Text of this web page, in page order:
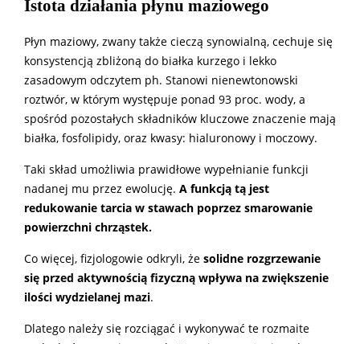
Istota działania płynu maziowego
Płyn maziowy, zwany także cieczą synowialną, cechuje się
konsystencją zbliżoną do białka kurzego i lekko
zasadowym odczytem ph. Stanowi nienewtonowski
roztwór, w którym występuje ponad 93 proc. wody, a
spośród pozostałych składników kluczowe znaczenie mają
białka, fosfolipidy, oraz kwasy: hialuronowy i moczowy.
Taki skład umożliwia prawidłowe wypełnianie funkcji
nadanej mu przez ewolucję. A funkcją tą jest
redukowanie tarcia w stawach poprzez smarowanie
powierzchni chrząstek.
Co więcej, fizjologowie odkryli, że solidne rozgrzewanie
się przed aktywnością fizyczną wpływa na zwiększenie
ilości wydzielanej mazi.
Dlatego należy się rozciągać i wykonywać te rozmaite